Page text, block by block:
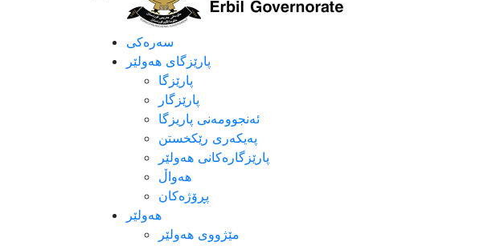
سەرەکی
پارێزگای هەولێر
پارێزگا
پارێزگار
ئه‌نجوومه‌نی پاریزگا
په‌یكه‌ری رێكخستن
پارێزگارەکانی هەولێر
هەواڵ
پڕۆژەکان
هەولێر
مێژووی هه‌ولێر